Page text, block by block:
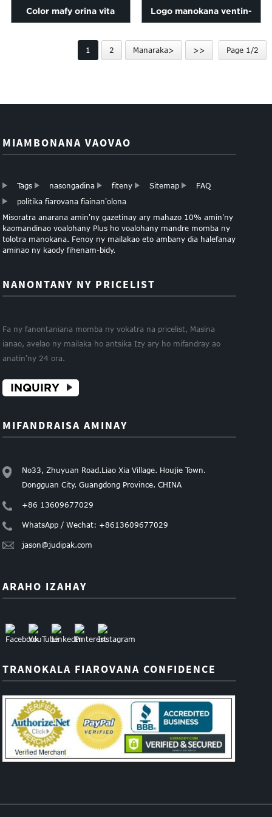
Color mafy orina vita
ny Bags
Logo manokana ventin-
1 2 Manaraka> >> Page 1/2
MIAMBONANA VAOVAO
Tags nasongadina fiteny Sitemap
FAQ
politika fiarovana fiainan'olona
Misoratra anarana amin'ny gazetinay ary mahazo 10% amin'ny
kaomandinao voalohany Plus ho voalohany mandre momba ny
tolotra manokana. Fenoy ny mailakao eto ambany dia halefanay
aminao ny kaody fihenam-bidy.
NANONTANY NY PRICELIST
Fa ny fanontaniana momba ny vokatra na pricelist, Masìna
ianao, avelao ny mailaka ho antsika Izy ary ho mifandray ao
anatin'ny 24 ora.
INQUIRY
MIFANDRAISA AMINAY
No33, Zhuyuan Road.Liao Xia Village. Houjie Town.
Dongguan City. Guangdong Province. CHINA
+86 13609677029
WhatsApp / Wechat: +8613609677029
jason@judipak.com
ARAHO IZAHAY
TRANOKALA FIAROVANA CONFIDENCE